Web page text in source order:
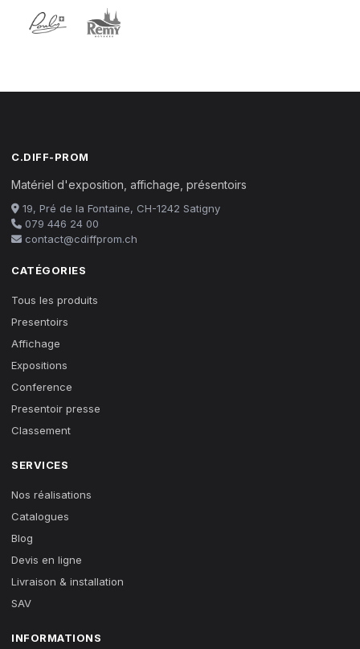
C.DIFF-PROM
Matériel d'exposition, affichage, présentoirs
19, Pré de la Fontaine, CH-1242 Satigny
079 446 24 00
contact@cdiffprom.ch
CATÉGORIES
Tous les produits
Presentoirs
Affichage
Expositions
Conference
Presentoir presse
Classement
SERVICES
Nos réalisations
Catalogues
Blog
Devis en ligne
Livraison & installation
SAV
INFORMATIONS